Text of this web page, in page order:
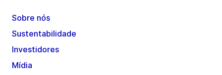
Sobre nós
Sustentabilidade
Investidores
Mídia